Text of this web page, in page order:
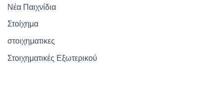
Νέα Παιχνίδια
Στοίχημα
στοιχηματικες
Στοιχηματικές Εξωτερικού